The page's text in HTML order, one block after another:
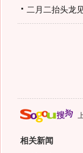
二月二抬头龙
相关新闻